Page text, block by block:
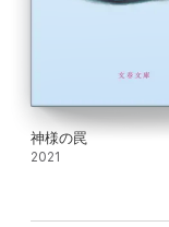
神様の罠
2021